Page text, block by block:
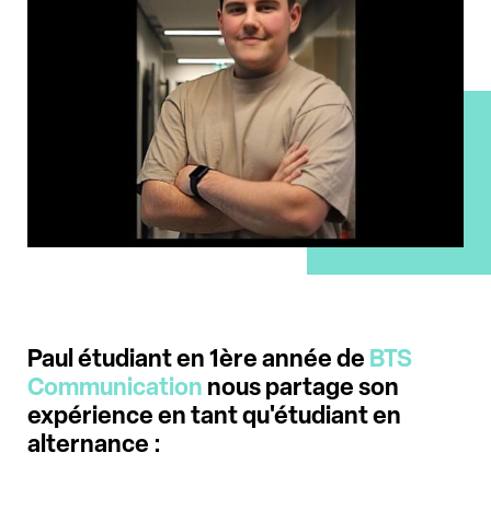
Paul étudiant en 1ère année de BTS
Communication nous partage son
expérience en tant qu'étudiant en
alternance :